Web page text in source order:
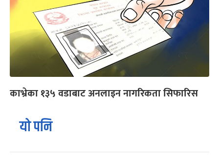
काभ्रेका १३५ वडाबाट अनलाइन नागरिकता सिफारिस
यो पनि